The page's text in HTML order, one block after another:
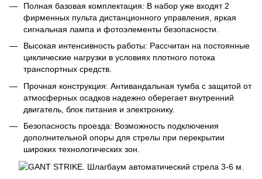
Полная базовая комплектация: В набор уже входят 2
фирменных пульта дистанционного управления, яркая
сигнальная лампа и фотоэлементы безопасности.
Высокая интенсивность работы: Рассчитан на постоянные
циклические нагрузки в условиях плотного потока
транспортных средств.
Прочная конструкция: Антивандальная тумба с защитой от
атмосферных осадков надежно оберегает внутренний
двигатель, блок питания и электронику.
Безопасность проезда: Возможность подключения
дополнительной опоры для стрелы при перекрытии
широких технологических зон.